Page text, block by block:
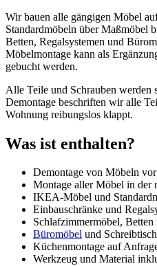
Wir bauen alle gängigen Möbel
Standardmöbeln über Maßmöbel
Betten, Regalsystemen und
Möbelmontage kann als
gebucht werden.
Alle Teile und Schrauben werden
Demontage beschriften wir alle
Wohnung reibungslos klappt.
Was ist enthalten?
Demontage von Möbeln
Montage aller Möbel in der
IKEA-Möbel und
Einbauschränke und
Schlafzimmermöbel,
Büromöbel und
Küchenmontage auf
Werkzeug und Material